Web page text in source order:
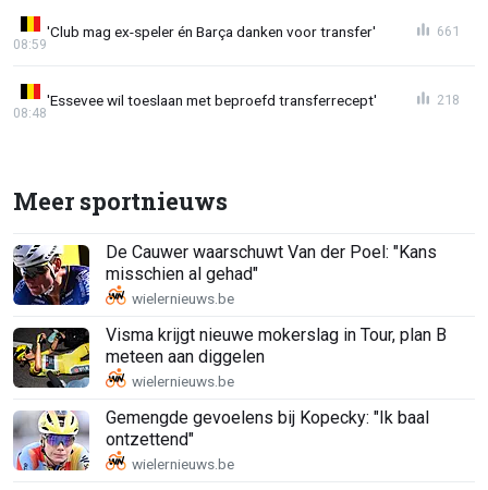
'Club mag ex-speler én Barça danken voor transfer'
08:59
661
'Essevee wil toeslaan met beproefd transferrecept'
08:48
218
Meer sportnieuws
De Cauwer waarschuwt Van der Poel: "Kans
misschien al gehad"
Visma krijgt nieuwe mokerslag in Tour, plan B
meteen aan diggelen
Gemengde gevoelens bij Kopecky: "Ik baal
ontzettend"